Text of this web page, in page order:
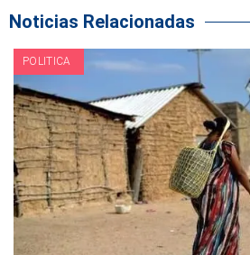
Noticias Relacionadas
POLITICA